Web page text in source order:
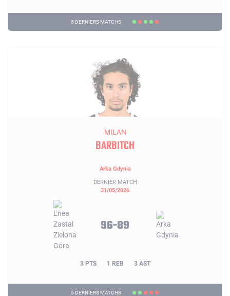
5 DERNIERS MATCHS
MILAN
BARBITCH
Arka Gdynia
DERNIER MATCH
31/05/2026
96-89
3 PTS 1 REB 3 AST
5 DERNIERS MATCHS